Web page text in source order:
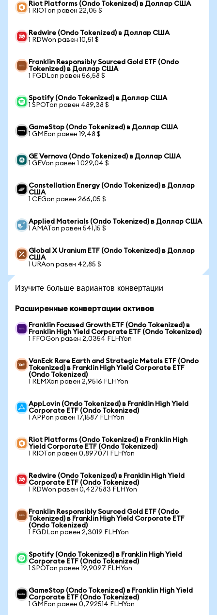
Riot Platforms (Ondo Tokenized) в Доллар США
1 RIOTon равен 22,05 $
Redwire (Ondo Tokenized) в Доллар США
1 RDWon равен 10,51 $
Franklin Responsibly Sourced Gold ETF (Ondo
Tokenized) в Доллар США
1 FGDLon равен 56,58 $
Spotify (Ondo Tokenized) в Доллар США
1 SPOTon равен 489,38 $
GameStop (Ondo Tokenized) в Доллар США
1 GMEon равен 19,48 $
GE Vernova (Ondo Tokenized) в Доллар США
1 GEVon равен 1 029,04 $
Constellation Energy (Ondo Tokenized) в Доллар
США
1 CEGon равен 266,05 $
Applied Materials (Ondo Tokenized) в Доллар США
1 AMATon равен 541,15 $
Global X Uranium ETF (Ondo Tokenized) в Доллар
США
1 URAon равен 42,85 $
Изучите больше вариантов конвертации
Расширенные конвертации активов
Franklin Focused Growth ETF (Ondo Tokenized) в
Franklin High Yield Corporate ETF (Ondo Tokenized)
1 FFOGon равен 2,0354 FLHYon
VanEck Rare Earth and Strategic Metals ETF (Ondo
Tokenized) в Franklin High Yield Corporate ETF
(Ondo Tokenized)
1 REMXon равен 2,9516 FLHYon
AppLovin (Ondo Tokenized) в Franklin High Yield
Corporate ETF (Ondo Tokenized)
1 APPon равен 17,1587 FLHYon
Riot Platforms (Ondo Tokenized) в Franklin High
Yield Corporate ETF (Ondo Tokenized)
1 RIOTon равен 0,897071 FLHYon
Redwire (Ondo Tokenized) в Franklin High Yield
Corporate ETF (Ondo Tokenized)
1 RDWon равен 0,427583 FLHYon
Franklin Responsibly Sourced Gold ETF (Ondo
Tokenized) в Franklin High Yield Corporate ETF
(Ondo Tokenized)
1 FGDLon равен 2,3019 FLHYon
Spotify (Ondo Tokenized) в Franklin High Yield
Corporate ETF (Ondo Tokenized)
1 SPOTon равен 19,9097 FLHYon
GameStop (Ondo Tokenized) в Franklin High Yield
Corporate ETF (Ondo Tokenized)
1 GMEon равен 0,792514 FLHYon